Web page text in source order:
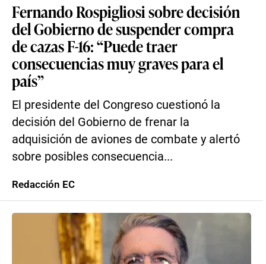
Fernando Rospigliosi sobre decisión
del Gobierno de suspender compra
de cazas F-16: “Puede traer
consecuencias muy graves para el
país”
El presidente del Congreso cuestionó la
decisión del Gobierno de frenar la
adquisición de aviones de combate y alertó
sobre posibles consecuencia...
Redacción EC